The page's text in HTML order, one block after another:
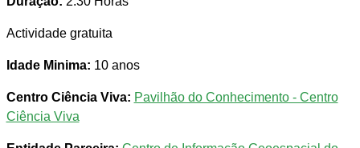
Actividade gratuita
Idade Minima: 10 anos
Centro Ciência Viva: Pavilhão do Conhecimento - Centro
Ciência Viva